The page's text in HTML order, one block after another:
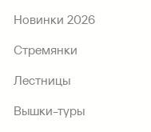
Новинки 2026
Стремянки
Лестницы
Вышки-туры